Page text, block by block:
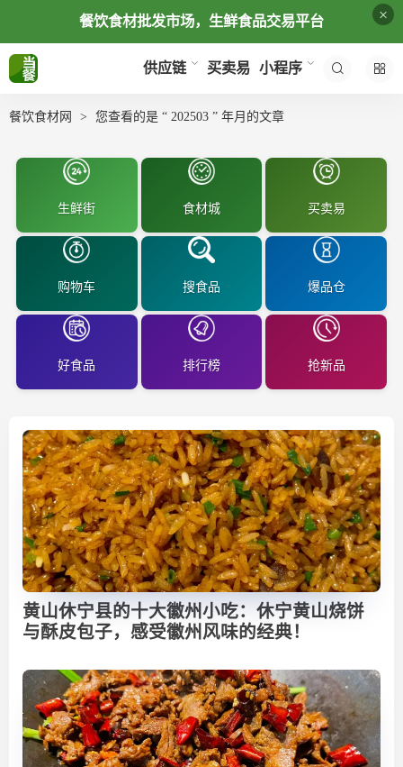
餐饮食材批发市场，生鲜食品交易平台 ×
供应链 买卖易 小程序
餐饮食材网 您查看的是 “ 202503 ” 年月的文章
生鲜街 食材城 买卖易
购物车 搜食品 爆品仓
好食品 排行榜 抢新品
黄山休宁县的十大徽州小吃：休宁黄山烧饼
与酥皮包子，感受徽州风味的经典！